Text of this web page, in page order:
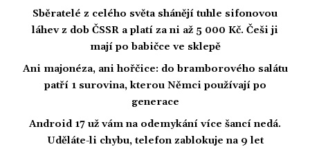
Sběratelé z celého světa shánějí tuhle sifonovou
láhev z dob ČSSR a platí za ni až 5 000 Kč. Češi ji
mají po babičce ve sklepě
Ani majonéza, ani hořčice: do bramborového salátu
patří 1 surovina, kterou Němci používají po
generace
Android 17 už vám na odemykání více šancí nedá.
Uděláte-li chybu, telefon zablokuje na 9 let